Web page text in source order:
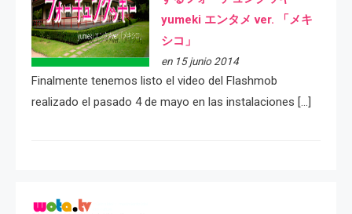
yumeki エンタメ ver. 「メキ
シコ」
en 15 junio 2014
Finalmente tenemos listo el video del Flashmob
realizado el pasado 4 de mayo en las instalaciones […]